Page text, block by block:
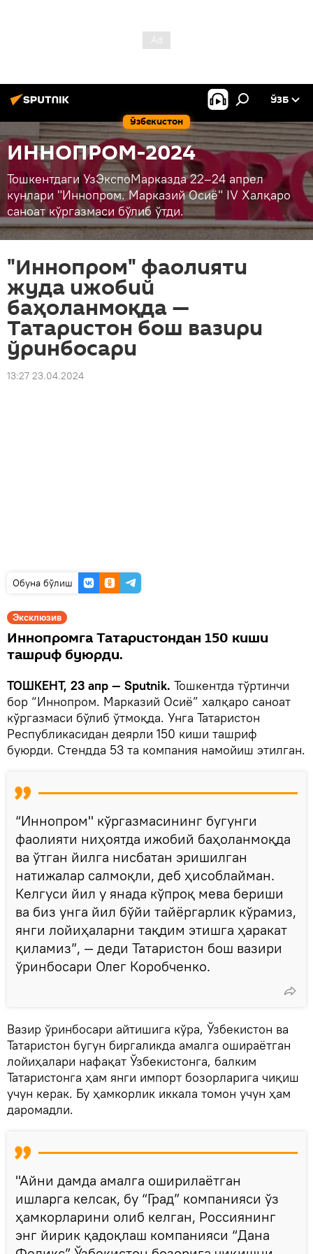
Ўзбекистон
ЎЗБ
ИННОПРОМ-2024
Тошкентдаги УзЭкспоМарказда 22–24 апрел
кунлари "Иннопром. Марказий Осиё" IV Халқаро
саноат кўргазмаси бўлиб ўтди.
"Иннопром" фаолияти
жуда ижобий
баҳоланмоқда —
Татаристон бош вазири
ўринбосари
13:27 23.04.2024
Oбуна бўлиш
Эксклюзив
Иннопромга Татаристондан 150 киши
ташриф буюрди.
ТОШКЕНТ, 23 апр — Sputnik. Тошкентда тўртинчи
бор “Иннопром. Марказий Осиё” халқаро саноат
кўргазмаси бўлиб ўтмоқда. Унга Татаристон
Республикасидан деярли 150 киши ташриф
буюрди. Стендда 53 та компания намойиш этилган.
“Иннопром" кўргазмасининг бугунги
фаолияти ниҳоятда ижобий баҳоланмоқда
ва ўтган йилга нисбатан эришилган
натижалар салмоқли, деб ҳисоблайман.
Келгуси йил у янада кўпроқ мева бериши
ва биз унга йил бўйи тайёргарлик кўрамиз,
янги лойиҳаларни тақдим этишга ҳаракат
қиламиз”, — деди Татаристон бош вазири
ўринбосари Олег Коробченко.
Вазир ўринбосари айтишига кўра, Ўзбекистон ва
Татаристон бугун биргаликда амалга ошираётган
лойиҳалари нафақат Ўзбекистонга, балким
Татаристонга ҳам янги импорт бозорларига чиқиш
учун керак. Бу ҳамкорлик иккала томон учун ҳам
даромадли.
"Айни дамда амалга оширилаётган
ишларга келсак, бу “Град” компанияси ўз
ҳамкорларини олиб келган, Россиянинг
энг йирик қадоқлаш компанияси “Дана